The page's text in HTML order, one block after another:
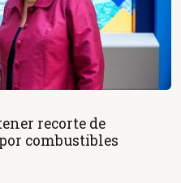
recorte de
combustibles